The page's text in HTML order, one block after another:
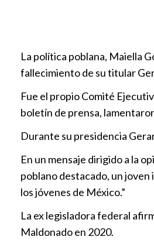
La política poblana, Maiella
fallecimiento de su titular
Fue el propio Comité
boletín de prensa,
Durante su presidencia
En un mensaje dirigido a la
poblano destacado, un joven
los jóvenes de México.”
La ex legisladora federal
Maldonado en 2020.